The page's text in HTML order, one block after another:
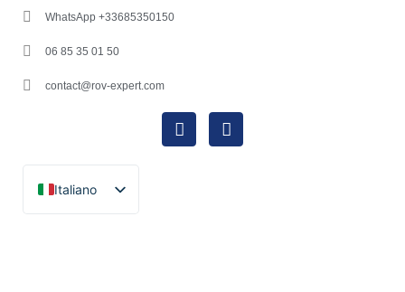
WhatsApp +33685350150
06 85 35 01 50
contact@rov-expert.com
Italiano
Français